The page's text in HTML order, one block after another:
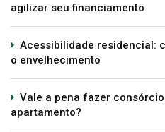
agilizar seu financiamento
Acessibilidade residencial:
o envelhecimento
Vale a pena fazer
apartamento?